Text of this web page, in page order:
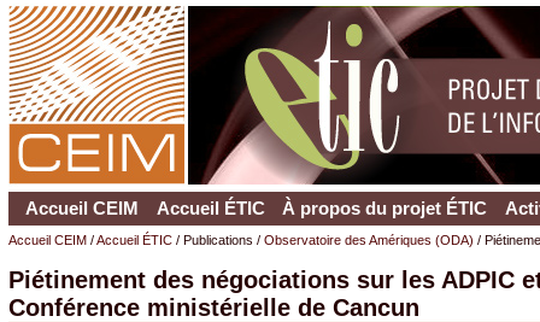
Accueil CEIM Accueil ÉTIC À propos du projet ÉTIC
Accueil CEIM/Accueil ÉTIC/ Publications / Observatoire des Amériques (ODA) /
Piétinement des négociations sur les ADPIC
Conférence ministérielle de Cancun